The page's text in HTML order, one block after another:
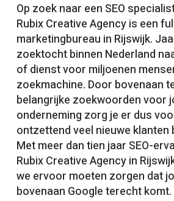
Op zoek naar een SEO
Rubix Creative Agency is een
marketingbureau in Rijswijk.
zoektocht binnen Nederland
of dienst voor miljoenen
zoekmachine. Door bovenaan
belangrijke zoekwoorden voor
onderneming zorg je er dus
ontzettend veel nieuwe klanten
Met meer dan tien jaar SEO-
Rubix Creative Agency in
we ervoor moeten zorgen dat
bovenaan Google terecht komt.